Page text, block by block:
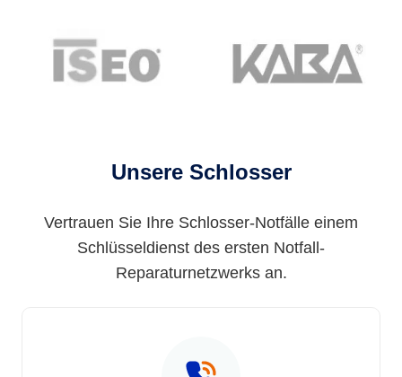
Unsere Schlosser
Vertrauen Sie Ihre Schlosser-Notfälle einem
Schlüsseldienst des ersten Notfall-
Reparaturnetzwerks an.